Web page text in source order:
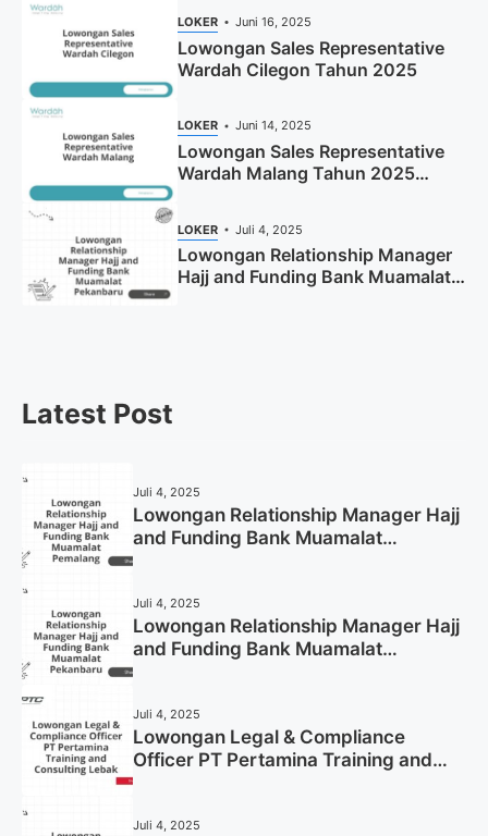
LOKER Juni 16, 2025
Lowongan Sales Representative
Wardah Cilegon Tahun 2025
LOKER Juni 14, 2025
Lowongan Sales Representative
Wardah Malang Tahun 2025
LOKER Juli 4, 2025
Lowongan Relationship Manager
Hajj and Funding Bank Muamalat
Latest Post
Juli 4, 2025
Lowongan Relationship Manager Hajj
and Funding Bank Muamalat
Juli 4, 2025
Lowongan Relationship Manager Hajj
and Funding Bank Muamalat
Juli 4, 2025
Lowongan Legal & Compliance
Officer PT Pertamina Training and
Juli 4, 2025